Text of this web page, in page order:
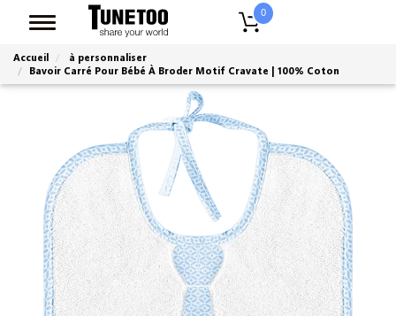
0
Accueil
à personnaliser
Bavoir Carré Pour Bébé À Broder Motif Cravate | 100% Coton